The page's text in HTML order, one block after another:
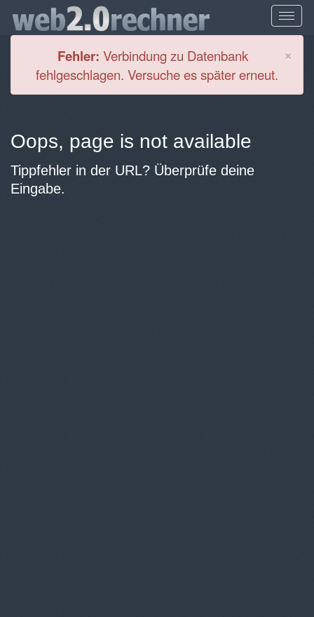
×
Fehler: Verbindung zu Datenbank
fehlgeschlagen. Versuche es später erneut.
Oops, page is not available
Tippfehler in der URL? Überprüfe deine
Eingabe.